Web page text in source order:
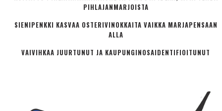
PIHLAJANMARJOISTA
SIENIPENKKI KASVAA OSTERIVINOKKAITA VAIKKA MARJAPENSAAN
ALLA
VAIVIHKAA JUURTUNUT JA KAUPUNGINOSA­IDENTIFIOITUNUT